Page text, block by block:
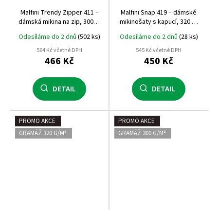
Malfini Trendy Zipper 411 –
dámská mikina na zip, 300 g,
počesaná vnitřní strana,
bestseller Malfini
Odesíláme do 2 dnů (502 ks)
564 Kč včetně DPH
466 Kč
DETAIL
Malfini Snap 419 – dámské
mikinošaty s kapucí, 320 g,
pohodlný střih nad kolena
Odesíláme do 2 dnů (28 ks)
545 Kč včetně DPH
450 Kč
DETAIL
PROMO AKCE
GRAMÁŽ 320 G/M²
PROMO AKCE
GRAMÁŽ 300 G/M²